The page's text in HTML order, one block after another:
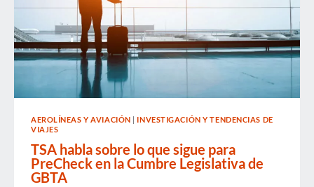
AEROLÍNEAS Y AVIACIÓN | INVESTIGACIÓN Y TENDENCIAS DE
VIAJES
TSA habla sobre lo que sigue para
PreCheck en la Cumbre Legislativa de
GBTA